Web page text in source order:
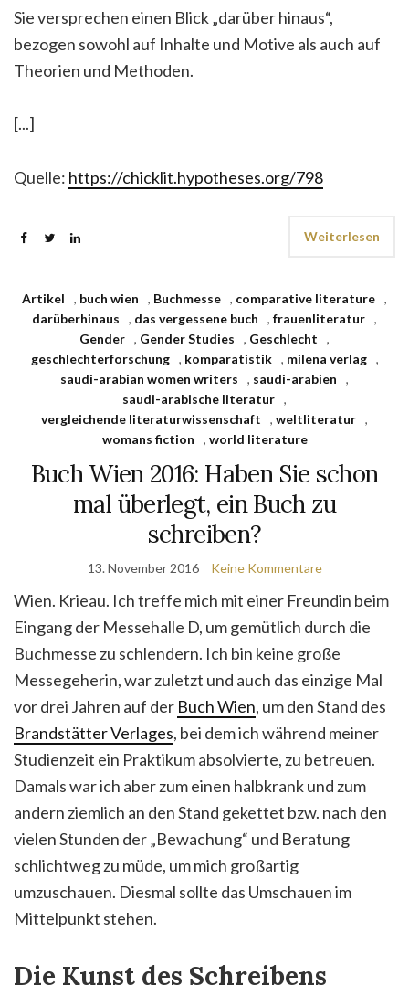
Sie versprechen einen Blick „darüber hinaus“,
bezogen sowohl auf Inhalte und Motive als auch auf
Theorien und Methoden.
[...]
Quelle: https://chicklit.hypotheses.org/798
Weiterlesen
Artikel , buch wien , Buchmesse , comparative literature ,
darüberhinaus
, das vergessene buch , frauenliteratur ,
Gender , Gender Studies , Geschlecht
,
geschlechterforschung
, komparatistik , milena verlag
,
saudi-arabian women writers
, saudi-arabien
,
saudi-arabische literatur ,
vergleichende literaturwissenschaft
, weltliteratur ,
womans fiction
, world literature
Buch Wien 2016: Haben Sie schon
mal überlegt, ein Buch zu
schreiben?
13. November 2016 Keine Kommentare
Wien. Krieau. Ich treffe mich mit einer Freundin beim
Eingang der Messehalle D, um gemütlich durch die
Buchmesse zu schlendern. Ich bin keine große
Messegeherin, war zuletzt und auch das einzige Mal
vor drei Jahren auf der Buch Wien, um den Stand des
Brandstätter Verlages, bei dem ich während meiner
Studienzeit ein Praktikum absolvierte, zu betreuen.
Damals war ich aber zum einen halbkrank und zum
andern ziemlich an den Stand gekettet bzw. nach den
vielen Stunden der „Bewachung“ und Beratung
schlichtweg zu müde, um mich großartig
umzuschauen. Diesmal sollte das Umschauen im
Mittelpunkt stehen.
Die Kunst des Schreibens